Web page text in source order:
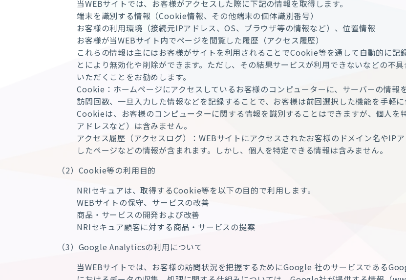
当WEBサイトでは、お客様がアクセスした際に下記の情報を取得します。
端末を識別する情報（Cookie情報、その他端末の個体識別番号）
お客様の利用環境（接続元IPアドレス、OS、ブラウザ等の情報など）、位置情報
お客様が当WEBサイト内でページを閲覧した履歴（アクセス履歴）
これらの情報は主にはお客様がサイトを利用されることでCookie等を通して自動的に
とにより無効化や削除ができます。ただし、その結果サービスが利用できないなどの不
いただくことをお勧めします。
Cookie：ホームページにアクセスしているお客様のコンピューターに、サーバーの情報
訪問回数、一旦入力した情報などを記録することで、お客様は前回選択した機能を手軽
Cookieは、お客様のコンピューターに関する情報を識別することはできますが、個人を
アドレスなど）は含みません。
アクセス履歴（アクセスログ）：WEBサイトにアクセスされたお客様のドメイン名やIP
したページなどの情報が含まれます。しかし、個人を特定できる情報は含みません。
（2）Cookie等の利用目的
NRIセキュアは、取得するCookie等を以下の目的で利用します。
WEBサイトの保守、サービスの改善
商品・サービスの開発および改善
NRIセキュア顧客に対する商品・サービスの提案
（3）Google Analyticsの利用について
当WEBサイトでは、お客様の訪問状況を把握するためにGoogle 社のサービスである